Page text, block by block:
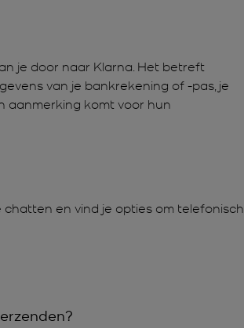
je door naar Klarna. Het betreft
van je bankrekening of -pas, je
aanmerking komt voor hun
chatten en vind je opties om telefonisch